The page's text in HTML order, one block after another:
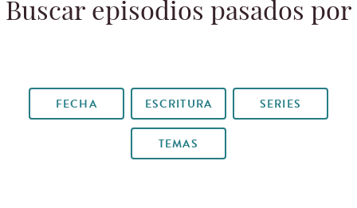
Buscar episodios pasados por
FECHA ESCRITURA SERIES
TEMAS